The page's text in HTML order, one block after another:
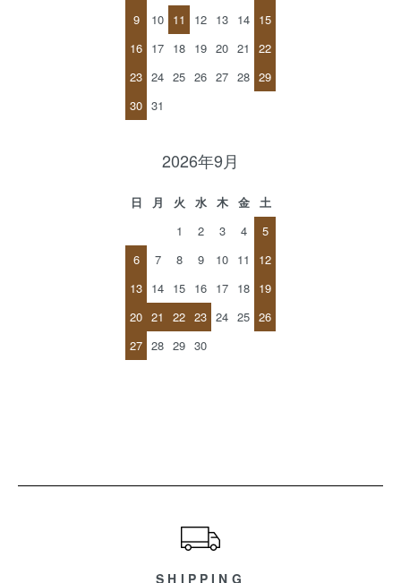
9
10 11 12 13 14 15
16 17 18 19 20 21
22
23 24 25 26 27 28 29
30 31
2026年9月
日 月 火 水 木 金
土
1
2 3 4
5
6
7 8 9 10 11
12
13 14 15 16 17 18 19
20 21 22 23 24 25 26
27 28 29 30
SHIPPING